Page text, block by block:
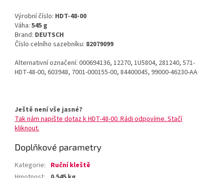
Výrobní číslo: HDT-48-00
Váha: 545 g
Brand: DEUTSCH
Číslo celního sazebníku: 82079099
Alternativní označení: 000694136, 12270, 1U5804, 281240, 571-
HDT-48-00, 603948, 7001-000155-00, 84400045, 99000-46230-AA
Ještě není vše jasné?
Tak nám napište dotaz k HDT-48-00. Rádi odpovíme. Stačí
kliknout.
Doplňkové parametry
Kategorie: Ruční kleště